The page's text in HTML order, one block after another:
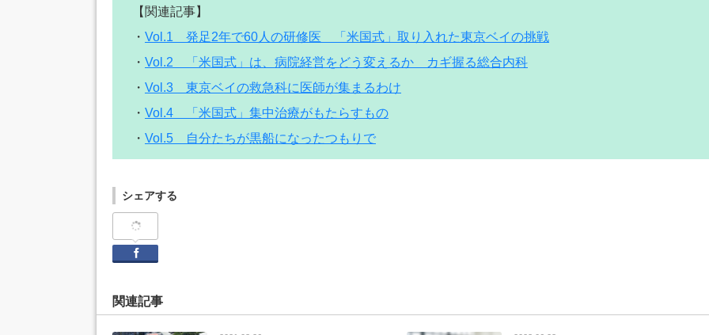
【関連記事】
・ Vol.1 発足2年で60人の研修医 「米国式」取り入れた東京ベイの挑戦
・ Vol.2 「米国式」は、病院経営をどう変えるか カギ握る総合内科
・ Vol.3 東京ベイの救急科に医師が集まるわけ
・ Vol.4 「米国式」集中治療がもたらすもの
・ Vol.5 自分たちが黒船になったつもりで
シェアする
関連記事